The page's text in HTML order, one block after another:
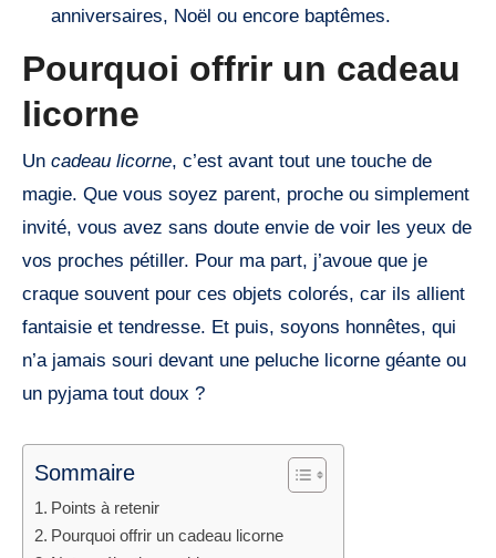
anniversaires, Noël ou encore baptêmes.
Pourquoi offrir un cadeau
licorne
Un cadeau licorne, c’est avant tout une touche de
magie. Que vous soyez parent, proche ou simplement
invité, vous avez sans doute envie de voir les yeux de
vos proches pétiller. Pour ma part, j’avoue que je
craque souvent pour ces objets colorés, car ils allient
fantaisie et tendresse. Et puis, soyons honnêtes, qui
n’a jamais souri devant une peluche licorne géante ou
un pyjama tout doux ?
Sommaire
Points à retenir
Pourquoi offrir un cadeau licorne